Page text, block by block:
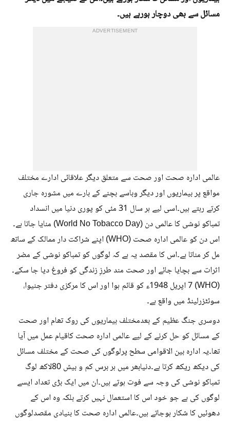
مسائل سے بھی دوچار ہورہے ہیں۔
ADVERTISEMENT
عالمی ادارہ صحت اور صحت سے متعلق دیگر علاقائی ادارے مختلف
مواقع پر بیماریوں اور دیگر وباسے بچنے کے بارے میں مشورہ جاری
کرتے رہتے ہیں۔اسی لیے ہر سال 31 مئی کو پوری دنیا میں انسداد
تمباکو نوشی کا عالمی دن (World No Tobacco Day) منایا جاتا ہے۔
اس دن کو عالمی ادارہ صحت (WHO) اپنے شراکت دار ممالک کے ساتھ
مل کر مناتا ہے۔اس کا مقصد یہ ہے کہ لوگوں کو تمباکو نوشی کے مضر
اثرات سے بچایا جائے اور صحت مند طرزِ زندگی کو فروغ دیا جا سکے۔
(WHO) 7 اپریل 1948ء کو قائم ہوا اور اس کا مرکزی دفتر جنیوا،
سوئٹزرلینڈ میں واقع ہے۔
دوسری جنگ عظیم کے بعدمختلف بیماریوں کی روک تھام اور صحت
کے مسائل کو حل کرنے کے لیے عالمی ادارہ صحت کاقیام عمل میں آیا
تھا۔یہ ادارہ بین الاقوامی سطح پرلوگوں کی صحت کے مختلف مسائل
کی دیکھ ریکھ کرتا ہے۔دنیابھر میں ہر برس کم و بیش 80لاکھ لوگ
تمباکو نوشی کی وجہ سے فوت ہوتے ہیں۔ان میں ایک بڑی تعداد ایسے
لوگوں کی ہے جو خود اس کا استعمال نہیں کرتے بلکہ وہ اس کے
دھوئیں کا شکار ہوجاتے ہیں۔عالمی ادارہ صحت کا بنیادی مقصدلوگوں